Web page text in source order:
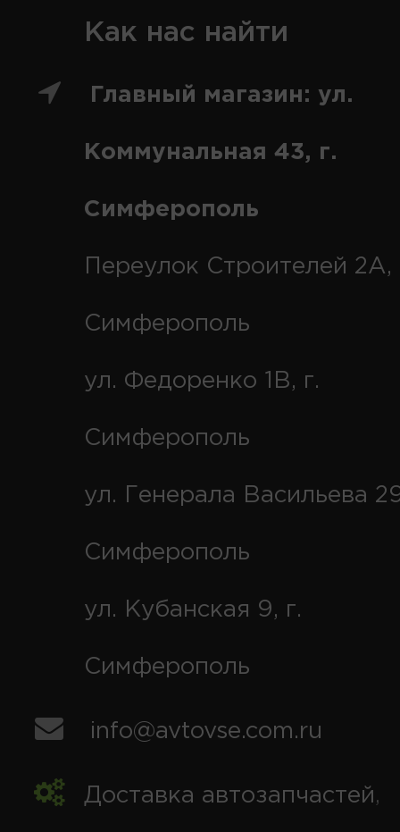
Как нас найти
Главный магазин: ул.
Коммунальная 43, г.
Симферополь
Переулок Строителей 2А,
Симферополь
ул. Федоренко 1В, г.
Симферополь
ул. Генерала Васильева
Симферополь
ул. Кубанская 9, г.
Симферополь
info@avtovse.com.ru
Доставка автозапчастей,